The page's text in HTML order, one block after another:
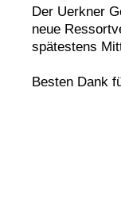
Der Uerkner
neue
spätestens
Besten Dank